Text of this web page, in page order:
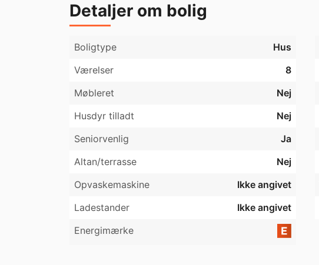
Detaljer om bolig
Boligtype Hus
Værelser
8
Møbleret
Nej
Husdyr tilladt
Nej
Seniorvenlig
Ja
Altan/terrasse
Nej
Opvaskemaskine
Ikke angivet
Ladestander
Ikke angivet
Energimærke